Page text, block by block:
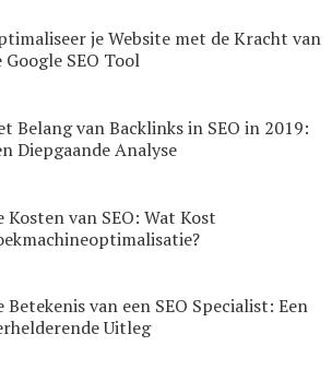
je Website met de Kracht van
Google SEO Tool
Belang van Backlinks in SEO in 2019:
Diepgaande Analyse
Kosten van SEO: Wat Kost
Betekenis van een SEO Specialist: Een
Uitleg